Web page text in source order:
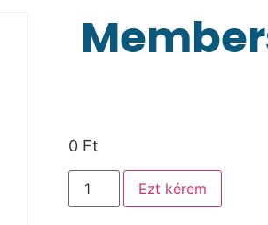
0 Ft
Ezt kérem